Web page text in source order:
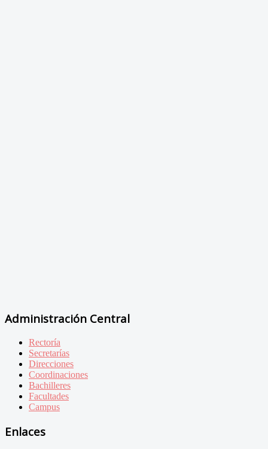
Administración Central
Rectoría
Secretarías
Direcciones
Coordinaciones
Bachilleres
Facultades
Campus
Enlaces